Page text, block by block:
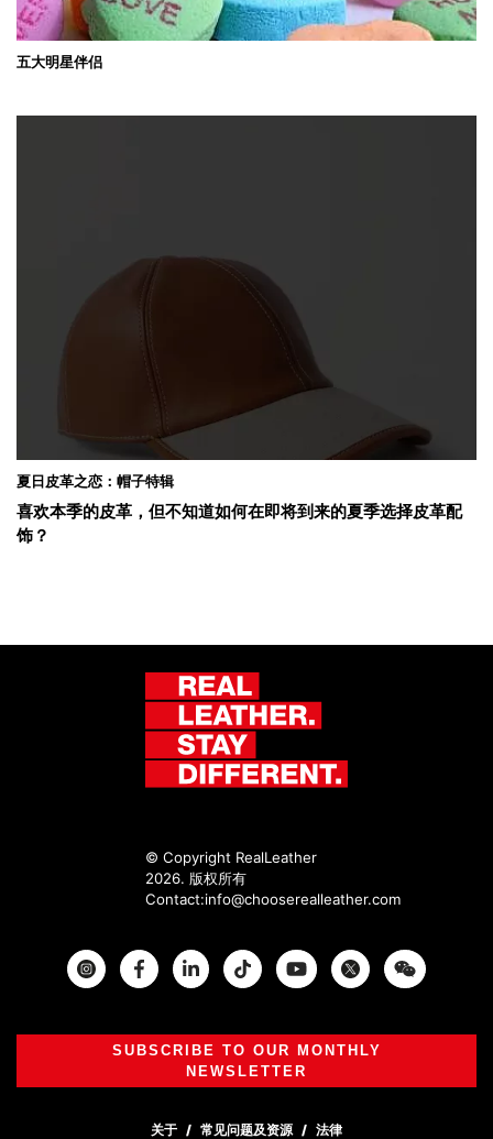
五大明星伴侣
夏日皮革之恋：帽子特辑
喜欢本季的皮革，但不知道如何在即将到来的夏季选择皮革配
饰？
© Copyright RealLeather
2026. 版权所有
Contact:info@chooserealleather.com
InstagramFacebook Twitter
SUBSCRIBE TO OUR MONTHLY
NEWSLETTER
关于 常见问题及资源 法律